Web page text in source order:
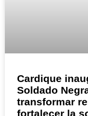
Cardique
Soldado
transformar
fortalecer la